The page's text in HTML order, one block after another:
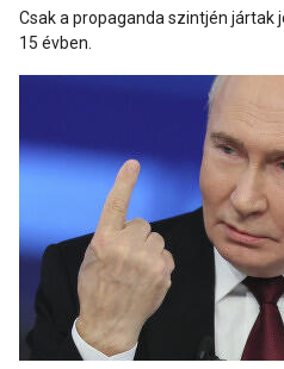
Csak a propaganda szintjén jártak
15 évben.